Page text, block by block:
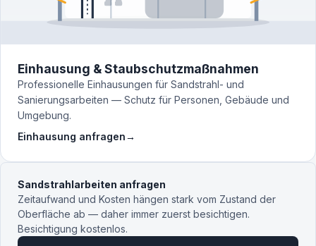
Einhausung & Staubschutzmaßnahmen
Professionelle Einhausungen für Sandstrahl- und
Sanierungsarbeiten — Schutz für Personen, Gebäude und
Umgebung.
Einhausung anfragen→
Sandstrahlarbeiten anfragen
Zeitaufwand und Kosten hängen stark vom Zustand der
Oberfläche ab — daher immer zuerst besichtigen.
Besichtigung kostenlos.